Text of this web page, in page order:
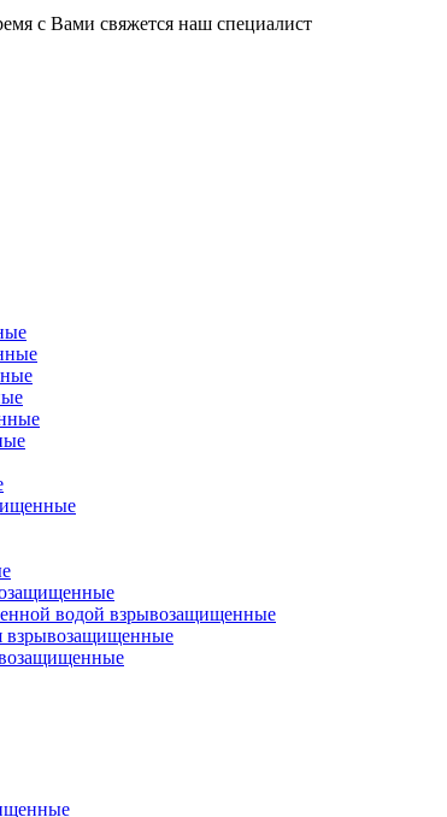
с Вами свяжется наш специалист
водой взрывозащищенные
взрывозащищенные